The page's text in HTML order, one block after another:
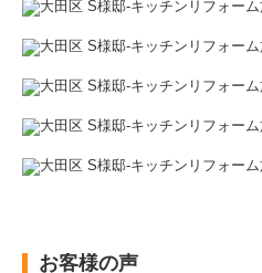
お客様の声